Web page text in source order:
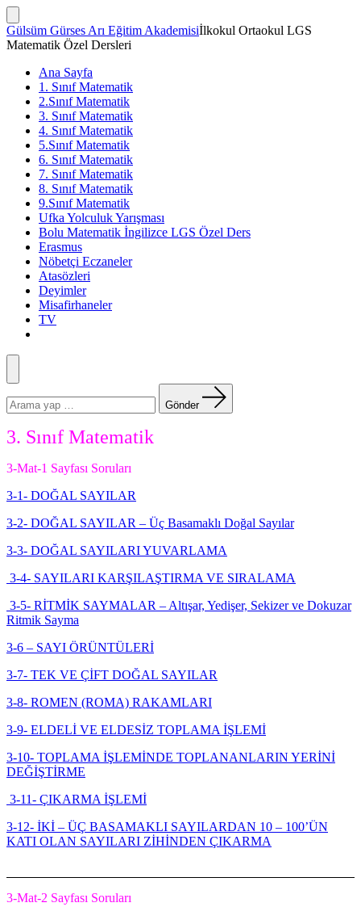
İçeriğe
atla
Arama
Çubuğunu
Göster/Gizle
Gülsüm Gürses Arı Eğitim Akademisiİlkokul Ortaokul LGS
Matematik Özel Dersleri
Ana Sayfa
1. Sınıf Matematik
2.Sınıf Matematik
3. Sınıf Matematik
4. Sınıf Matematik
5.Sınıf Matematik
6. Sınıf Matematik
7. Sınıf Matematik
8. Sınıf Matematik
9.Sınıf Matematik
Ufka Yolculuk Yarışması
Bolu Matematik İngilizce LGS Özel Ders
Erasmus
Nöbetçi Eczaneler
Atasözleri
Deyimler
Misafirhaneler
TV
Menü
yapın:
Gönder
3. Sınıf Matematik
3-Mat-1 Sayfası Soruları
3-1- DOĞAL SAYILAR
3-2- DOĞAL SAYILAR – Üç Basamaklı Doğal Sayılar
3-3- DOĞAL SAYILARI YUVARLAMA
3-4- SAYILARI KARŞILAŞTIRMA VE SIRALAMA
3-5- RİTMİK SAYMALAR – Altışar, Yedişer, Sekizer ve Dokuzar
Ritmik Sayma
3-6 – SAYI ÖRÜNTÜLERİ
3-7- TEK VE ÇİFT DOĞAL SAYILAR
3-8- ROMEN (ROMA) RAKAMLARI
3-9- ELDELİ VE ELDESİZ TOPLAMA İŞLEMİ
3-10- TOPLAMA İŞLEMİNDE TOPLANANLARIN YERİNİ
DEĞİŞTİRME
3-11- ÇIKARMA İŞLEMİ
3-12- İKİ – ÜÇ BASAMAKLI SAYILARDAN 10 – 100’ÜN
KATI OLAN SAYILARI ZİHİNDEN ÇIKARMA
3-Mat-2 Sayfası Soruları